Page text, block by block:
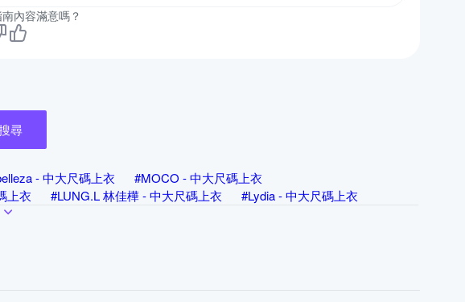
內容滿意嗎？
尋
- 中大尺碼上衣
#MOCO - 中大尺碼上衣
上衣 #LUNG.L 林佳樺 - 中大尺碼上衣
#Lydia - 中大尺碼上衣
上衣